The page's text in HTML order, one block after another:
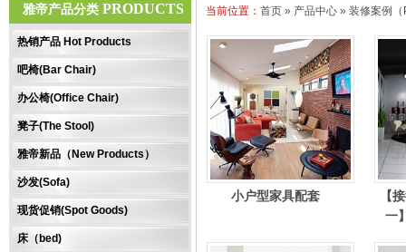
雅帝产品分类 PRODUCTS
热销产品 Hot Products
吧椅(Bar Chair)
办公椅(Office Chair)
凳子(The Stool)
雅帝新品（New Products）
沙发(Sofa)
现货促销(Spot Goods)
床（bed)
当前位置： 首页 » 产品中心 » 装修案例
小户型家具配套
【
一